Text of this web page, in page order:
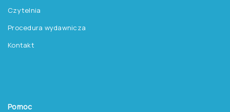
Czytelnia
Procedura wydawnicza
Kontakt
Pomoc